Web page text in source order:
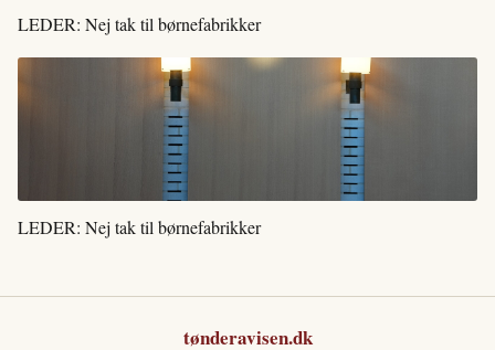
LEDER: Nej tak til børnefabrikker
LEDER: Nej tak til børnefabrikker
tønderavisen.dk